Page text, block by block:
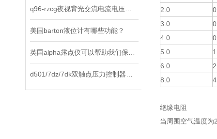
美国barton液位计有哪些功能？
2.0
3.0
4.0
5.0
6.0
8.0
绝缘电阻
当周围空气温度